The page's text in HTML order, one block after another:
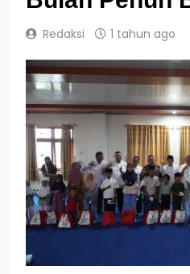
Redaksi 1 tahun ago